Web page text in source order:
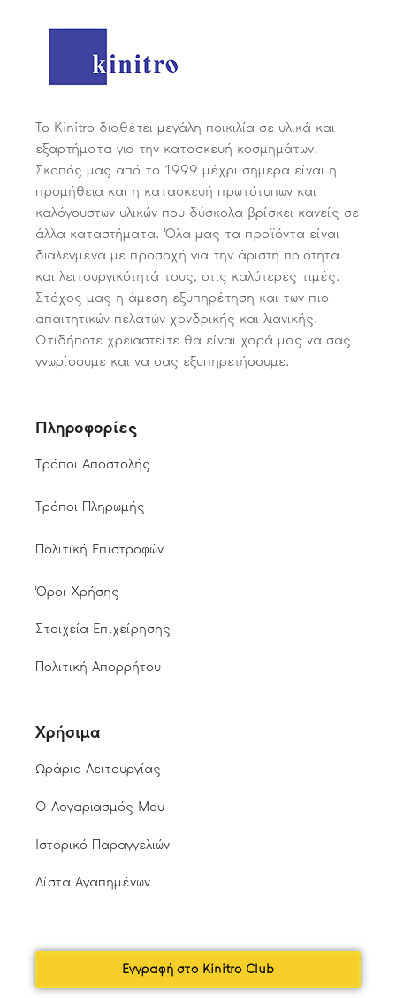
Το Kinitro διαθέτει μεγάλη ποικιλία σε υλικά και
εξαρτήματα για την κατασκευή κοσμημάτων.
Σκοπός μας από το 1999 μέχρι σήμερα είναι η
προμήθεια και η κατασκευή πρωτότυπων και
καλόγουστων υλικών που δύσκολα βρίσκει κανείς σε
άλλα καταστήματα. Όλα μας τα προϊόντα είναι
διαλεγμένα με προσοχή για την άριστη ποιότητα
και λειτουργικότητά τους, στις καλύτερες τιμές.
Στόχος μας η άμεση εξυπηρέτηση και των πιο
απαιτητικών πελατών χονδρικής και λιανικής.
Οτιδήποτε χρειαστείτε θα είναι χαρά μας να σας
γνωρίσουμε και να σας εξυπηρετήσουμε.
Πληροφορίες
Τρόποι Αποστολής
Τρόποι Πληρωμής
Πολιτική Επιστροφών
Όροι Χρήσης
Στοιχεία Επιχείρησης
Πολιτική Απορρήτου
Χρήσιμα
Ωράριο Λειτουργίας
Ο Λογαριασμός Μου
Ιστορικό Παραγγελιών
Λίστα Αγαπημένων
Εγγραφή στο Kinitro Club